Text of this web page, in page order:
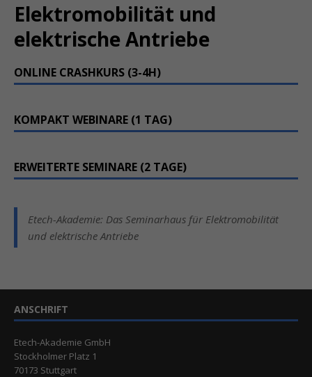
Elektromobilität und
elektrische Antriebe
ONLINE CRASHKURS (3-4H)
KOMPAKT WEBINARE (1 TAG)
ERWEITERTE SEMINARE (2 TAGE)
Etech-Akademie: Das Seminarhaus für Elektromobilität
und elektrische Antriebe
ANSCHRIFT
Etech-Akademie GmbH
Stockholmer Platz 1
70173 Stuttgart